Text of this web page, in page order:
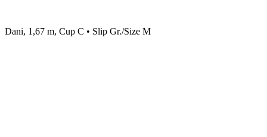
Dani, 1,67 m, Cup C • Slip Gr./Size M